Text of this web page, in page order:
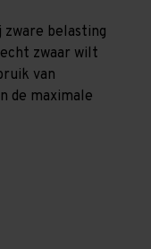
zware belasting
zwaar wilt
van
de maximale